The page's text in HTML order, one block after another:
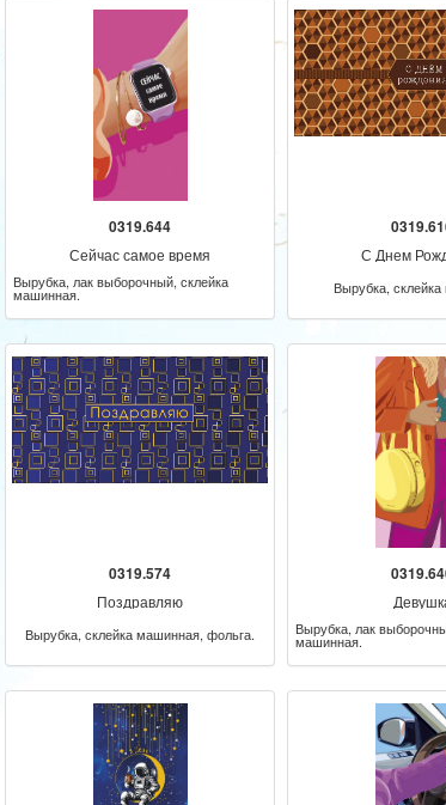
0319.644
Сейчас самое время
Вырубка, лак выборочный, склейка
машинная.
С Днем
Вырубка,
0319.574
Поздравляю
Вырубка, склейка машинная, фольга. Вырубка, лак
машинная.